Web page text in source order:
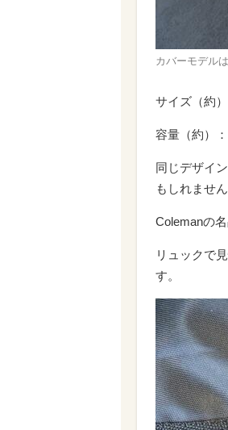
カバーモデル
サイズ（約
容量（約）
同じデザイ
もしれません
Colemanの
リュックで
す。